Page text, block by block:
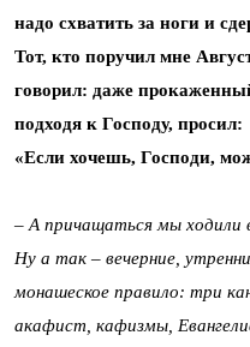
надо схватить за ноги и
Тот, кто поручил мне
говорил: даже
подходя к Господу, просил:
«Если хочешь, Господи,
– А причащаться мы ходили
Ну а так – вечерние,
монашеское правило: три
акафист, кафизмы,